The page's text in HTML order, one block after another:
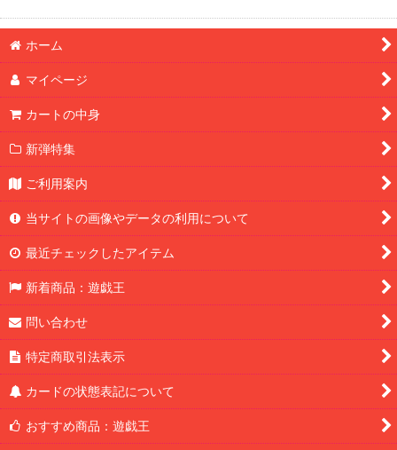
ホーム
マイページ
カートの中身
新弾特集
ご利用案内
当サイトの画像やデータの利用について
最近チェックしたアイテム
新着商品：遊戯王
問い合わせ
特定商取引法表示
カードの状態表記について
おすすめ商品：遊戯王